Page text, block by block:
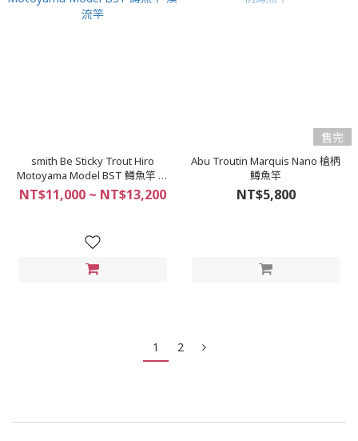
smith Be Sticky Trout Hiro
Motoyama Model BST 鱒魚竿 溪
流竿
NT$11,000 ~ NT$13,200
售完
Abu Troutin Marquis Nano 槍柄
鱒魚竿
NT$5,800
1 2